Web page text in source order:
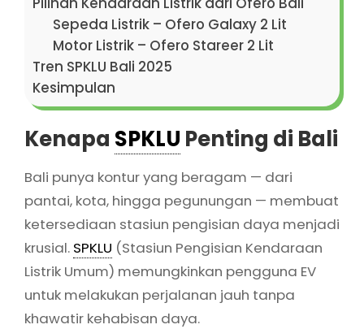
Sepeda Listrik – Ofero Galaxy 2 Lit
Motor Listrik – Ofero Stareer 2 Lit
Tren SPKLU Bali 2025
Kesimpulan
Kenapa SPKLU Penting di Bali
Bali punya kontur yang beragam — dari
pantai, kota, hingga pegunungan — membuat
ketersediaan stasiun pengisian daya menjadi
krusial. SPKLU (Stasiun Pengisian Kendaraan
Listrik Umum) memungkinkan pengguna EV
untuk melakukan perjalanan jauh tanpa
khawatir kehabisan daya.